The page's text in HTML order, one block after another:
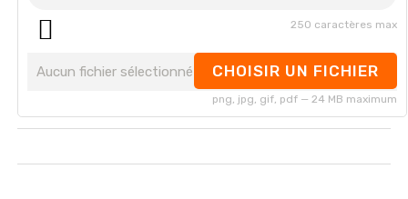
250 caractères max
Aucun fichier sélectionné CHOISIR UN FICHIER
png, jpg, gif, pdf — 24 MB maximum